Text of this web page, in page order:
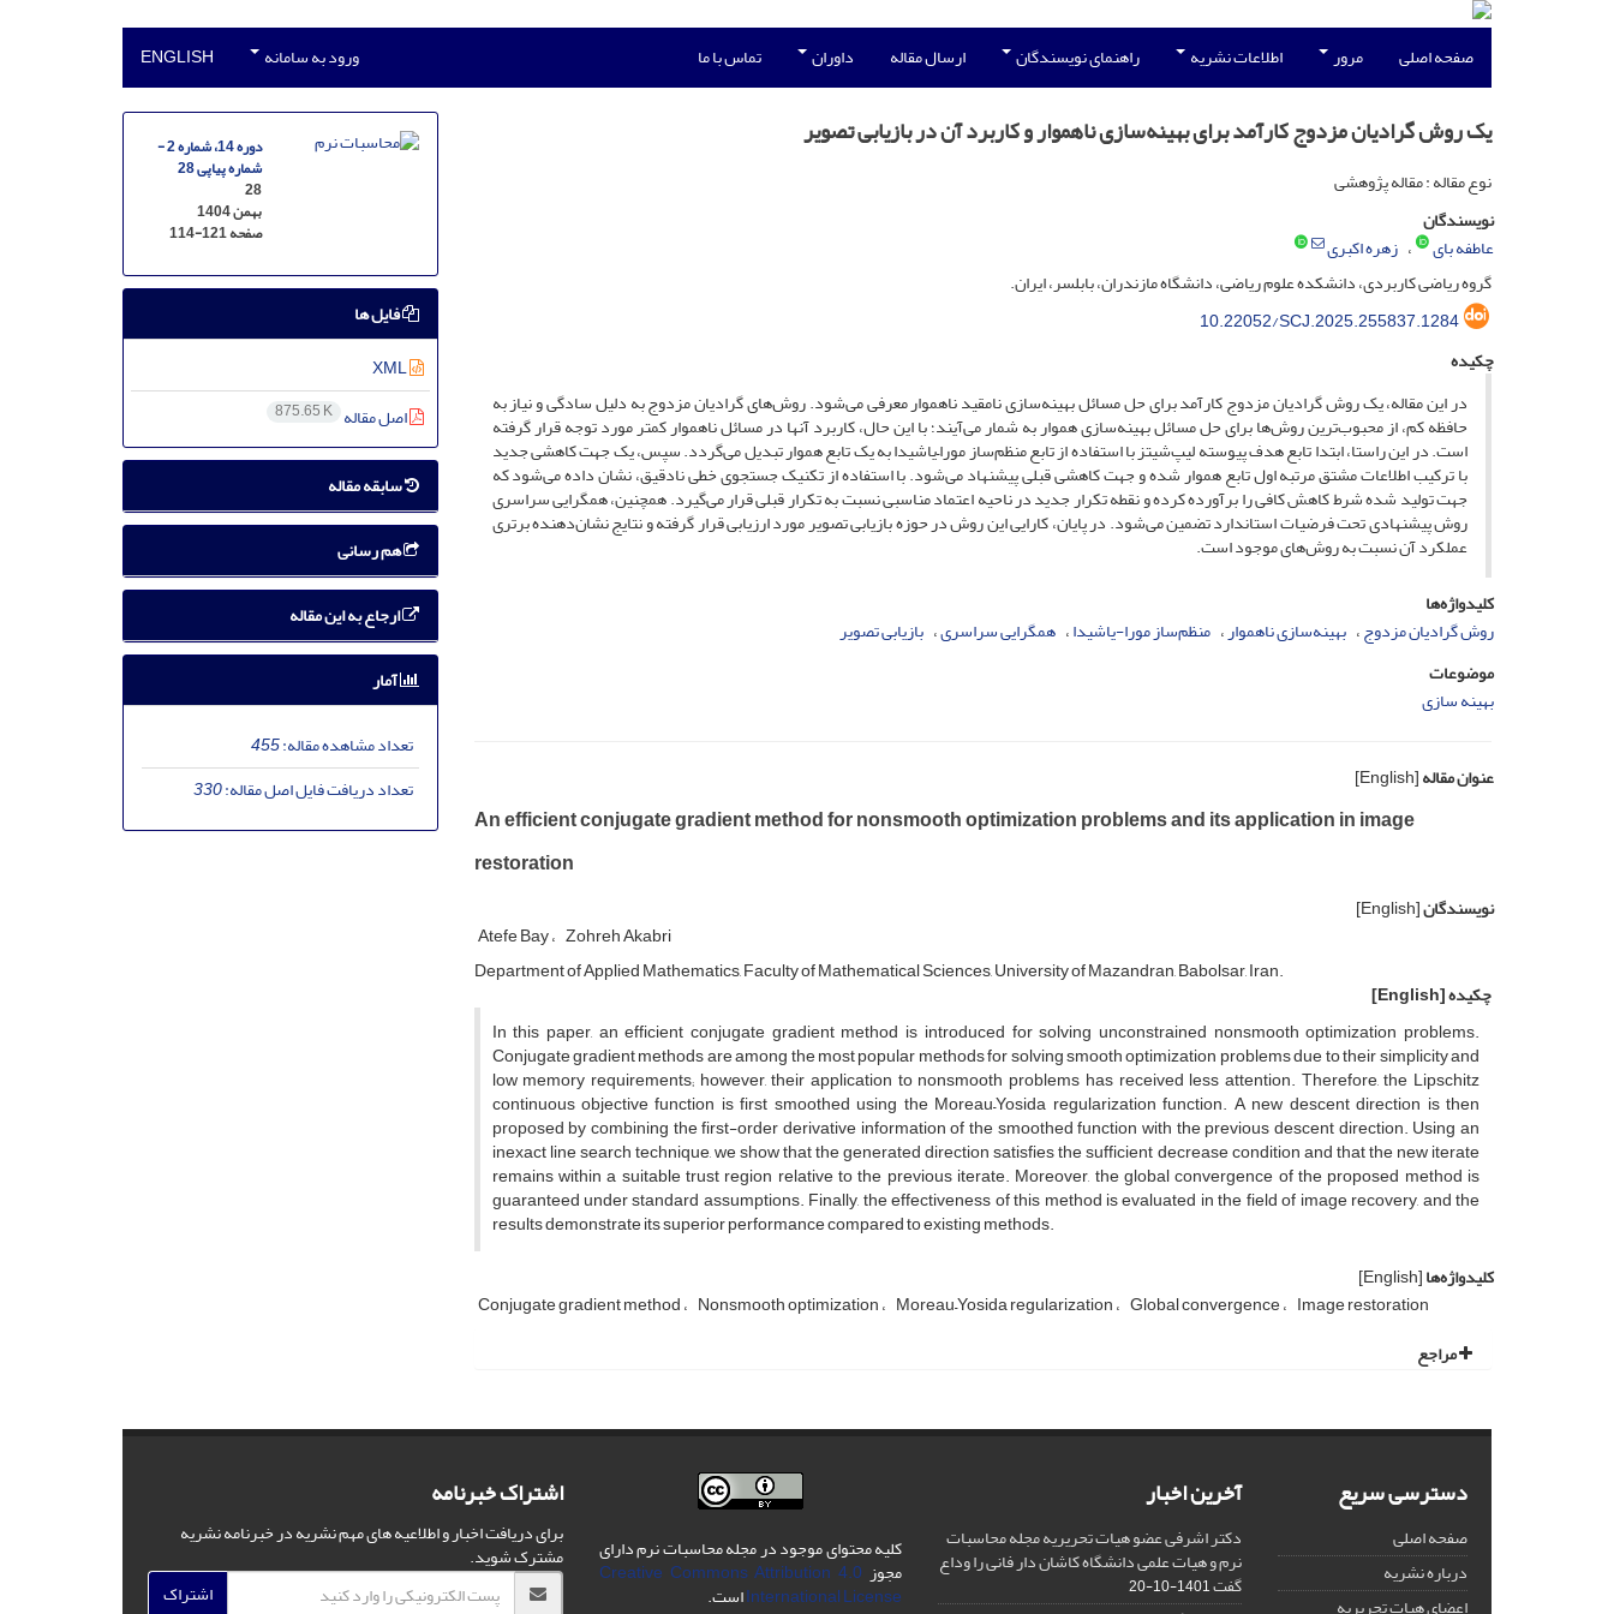
صفحه اصلی مرور اطلاعات نشریه راهنمای نویسندگان ارسال مقاله داوران تماس با ما ورود به سامانه ENGLISH
یک روش گرادیان مزدوج کارآمد برای بهینه‌سازی ناهموار و کاربرد آن در بازیابی تصویر
نوع مقاله : مقاله پژوهشی
نویسندگان
عاطفه بای
زهره اکبری
گروه ریاضی کاربردی، دانشکده علوم ریاضی، دانشگاه مازندران، بابلسر، ایران.
10.22052/SCJ.2025.255837.1284
چکیده
در این مقاله، یک روش گرادیان مزدوج کارآمد برای حل مسائل بهینه‌سازی نامقید ناهموار معرفی می‌شود. روش‌های گرادیان مزدوج به دلیل سادگی و نیاز به
حافظه کم، از محبوب‌ترین روش‌ها برای حل مسائل بهینه‌سازی هموار به شمار می‌آیند؛ با این حال، کاربرد آنها در مسائل ناهموار کمتر مورد توجه قرار گرفته
است. در این راستا، ابتدا تابع هدف پیوسته لیپ‌شیتز با استفاده از تابع منظم‌ساز مورا–یاشیدا به یک تابع هموار تبدیل می‌گردد. سپس، یک جهت کاهشی جدید
با ترکیب اطلاعات مشتق مرتبه اول تابع هموار شده و جهت کاهشی قبلی پیشنهاد می‌شود. با استفاده از تکنیک جستجوی خطی نادقیق، نشان داده می‌شود که
جهت تولید شده شرط کاهش کافی را برآورده کرده و نقطه تکرار جدید در ناحیه اعتماد مناسبی نسبت به تکرار قبلی قرار می‌گیرد. همچنین، همگرایی سراسری
روش پیشنهادی تحت فرضیات استاندارد تضمین می‌شود. در پایان، کارایی این روش در حوزه بازیابی تصویر مورد ارزیابی قرار گرفته و نتایج نشان‌دهنده برتری
عملکرد آن نسبت به روش‌های موجود است.
کلیدواژه‌ها
روش گرادیان مزدوج بهینه‌سازی ناهموار منظم‌ساز مورا-یاشیدا همگرایی سراسری بازیابی تصویر
موضوعات
بهینه سازی
عنوان مقاله[English]
An efficient conjugate gradient method for nonsmooth optimization problems and its application in image
restoration
نویسندگان[English]
Atefe Bay Zohreh Akabri
Department of Applied Mathematics, Faculty of Mathematical Sciences, University of Mazandran, Babolsar, Iran.
چکیده[English]
In this paper, an efficient conjugate gradient method is introduced for solving unconstrained nonsmooth optimization problems.
Conjugate gradient methods are among the most popular methods for solving smooth optimization problems due to their simplicity and
low memory requirements; however, their application to nonsmooth problems has received less attention. Therefore, the Lipschitz
continuous objective function is first smoothed using the Moreau–Yosida regularization function. A new descent direction is then
proposed by combining the first-order derivative information of the smoothed function with the previous descent direction. Using an
inexact line search technique, we show that the generated direction satisfies the sufficient decrease condition and that the new iterate
remains within a suitable trust region relative to the previous iterate. Moreover, the global convergence of the proposed method is
guaranteed under standard assumptions. Finally, the effectiveness of this method is evaluated in the field of image recovery, and the
results demonstrate its superior performance compared to existing methods.
کلیدواژه‌ها[English]
Conjugate gradient method Nonsmooth optimization Moreau–Yosida regularization Global convergence Image restoration
مراجع
دوره 14، شماره 2 -
شماره پیاپی 28
28
بهمن 1404
صفحه114-121
فایل ها
XML
اصل مقاله 875.65 K
سابقه مقاله
هم رسانی
ارجاع به این مقاله
آمار
تعداد مشاهده مقاله:455
تعداد دریافت فایل اصل مقاله:330
دسترسی سریع
صفحه اصلی
درباره نشریه
اعضای هیات تحریریه
آخرین اخبار
دکتر اشرفی عضو هیات تحریریه مجله محاسبات
نرم و هیات علمی دانشگاه کاشان دار فانی را وداع
گفت1401-10-20
کلیه محتوای موجود در مجله محاسبات نرم دارای
مجوز Creative Commons Attribution 4.0
International Licenseاست.
اشتراک خبرنامه
برای دریافت اخبار و اطلاعیه های مهم نشریه در خبرنامه نشریه
مشترک شوید.
اشتراک